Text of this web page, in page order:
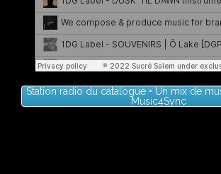
Station radio du catalogue • Un mix de
Music4Sync